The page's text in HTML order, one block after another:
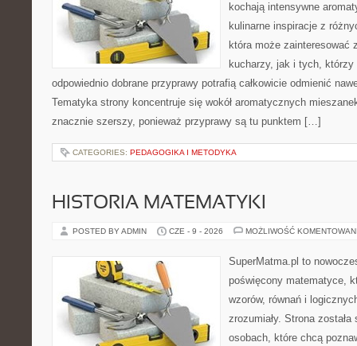
kochają intensywne
kulinarne inspiracje z
która może zainteresować
kucharzy, jak i tych, którzy
odpowiednio dobrane przyprawy potrafią całkowicie odmienić
Tematyka strony koncentruje się wokół aromatycznych
znacznie szerszy, ponieważ przyprawy są tu punktem […]
CATEGORIES: PEDAGOGIKA I METODYKA
HISTORIA MATEMATYKI
POSTED BY ADMIN CZE - 9 - 2026 MOŻLIWOŚĆ
SuperMatma.pl to
poświęcony matematyce,
wzorów, równań i
zrozumiały. Strona
osobach, które chcą